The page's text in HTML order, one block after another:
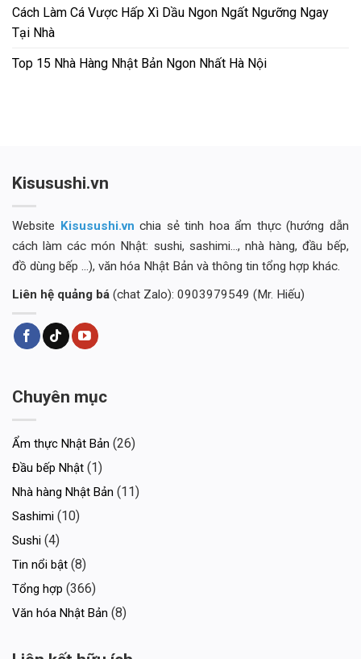
Cách Làm Cá Vược Hấp Xì Dầu Ngon Ngất Ngưỡng Ngay
Tại Nhà
Top 15 Nhà Hàng Nhật Bản Ngon Nhất Hà Nội
Kisusushi.vn
Website Kisusushi.vn chia sẻ tinh hoa ẩm thực (hướng dẫn
cách làm các món Nhật: sushi, sashimi..., nhà hàng, đầu bếp,
đồ dùng bếp ...), văn hóa Nhật Bản và thông tin tổng hợp khác.
Liên hệ quảng bá (chat Zalo): 0903979549 (Mr. Hiếu)
Chuyên mục
Ẩm thực Nhật Bản (26)
Đầu bếp Nhật (1)
Nhà hàng Nhật Bản (11)
Sashimi (10)
Sushi (4)
Tin nổi bật (8)
Tổng hợp (366)
Văn hóa Nhật Bản (8)